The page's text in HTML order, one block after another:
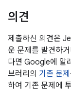
의견
제출하신 의견은
운 문제를 발견하
다면 Google에 알
브러리의 기존 문제
하여 기존 문제에